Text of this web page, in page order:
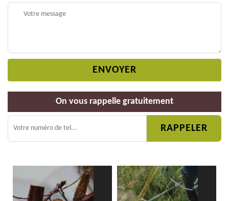
On vous rappelle gratuitement